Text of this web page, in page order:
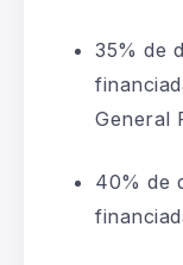
35% de
General
40% de